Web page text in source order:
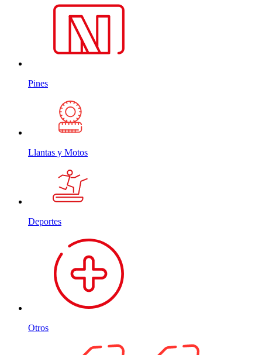
Pines
Llantas y Motos
Deportes
Otros